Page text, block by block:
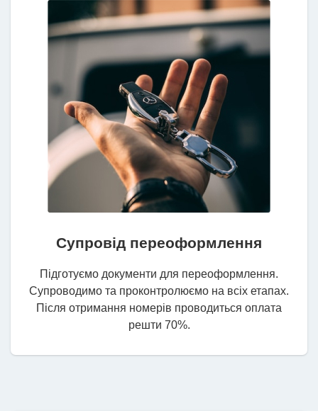
Супровід переоформлення
Підготуємо документи для переоформлення.
Супроводимо та проконтролюємо на всіх етапах.
Після отримання номерів проводиться оплата
решти 70%.